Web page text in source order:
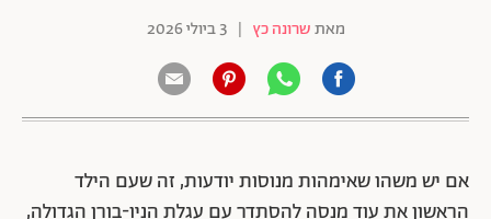
מאתשרונה כץ | 3 ביולי 2026
אם יש משהו שאימהות מנוסות יודעות, זה שעם הילד
הראשון את עוד מנסה להסתדר עם עגלת הניו-בורן הגדולה,